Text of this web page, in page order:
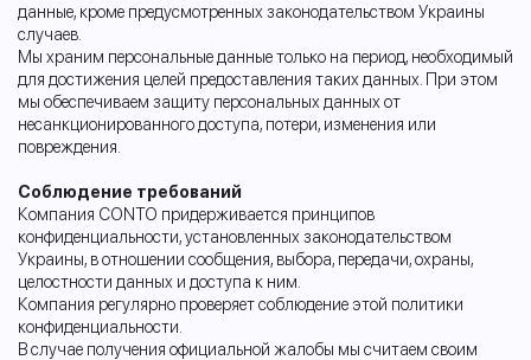
данные, кроме предусмотренных законодательством Украины
случаев.
Мы храним персональные данные только на период, необходимый
для достижения целей предоставления таких данных. При этом
мы обеспечиваем защиту персональных данных от
несанкционированного доступа, потери, изменения или
повреждения.
Соблюдение требований
Компания CONTO придерживается принципов
конфиденциальности, установленных законодательством
Украины, в отношении сообщения, выбора, передачи, охраны,
целостности данных и доступа к ним.
Компания регулярно проверяет соблюдение этой политики
конфиденциальности.
В случае получения официальной жалобы мы считаем своим